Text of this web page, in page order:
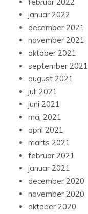
januar 2022
december 2021
november 2021
oktober 2021
september 2021
august 2021
juli 2021
juni 2021
maj 2021
april 2021
marts 2021
februar 2021
januar 2021
december 2020
november 2020
oktober 2020